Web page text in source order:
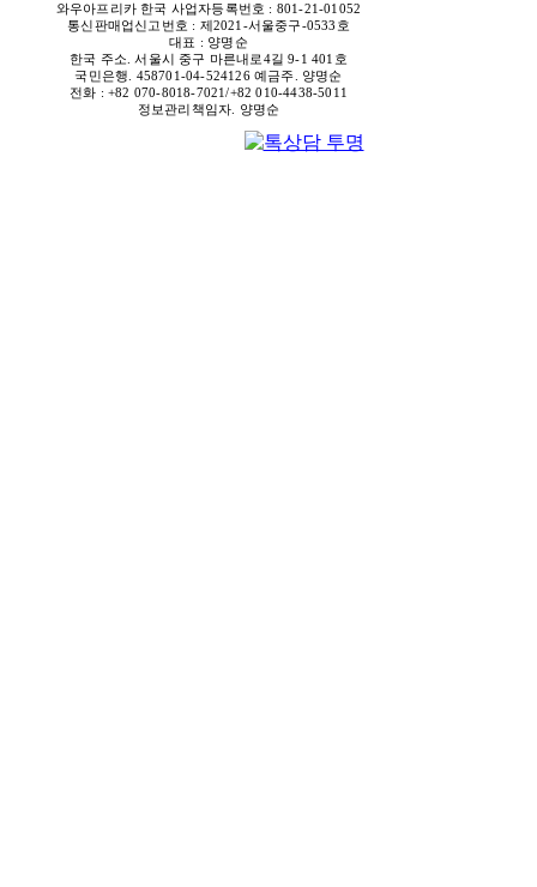
와우아프리카 한국 사업자등록번호 : 801-21-01052
통신판매업신고번호 : 제2021-서울중구-0533 호
대표 : 양명순
한국 주소. 서울시 중구 마른내로4길 9-1 401호
국민은행. 458701-04-524126 예금주. 양명순
전화 : +82 070-8018-7021/+82 010-4438-5011
정보관리책임자. 양명순